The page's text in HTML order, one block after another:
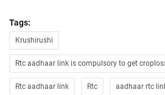
Tags:
Krushirushi
Rtc aadhaar link is compulsory to get
Rtc aadhaar link Rtc aadhaar rtc